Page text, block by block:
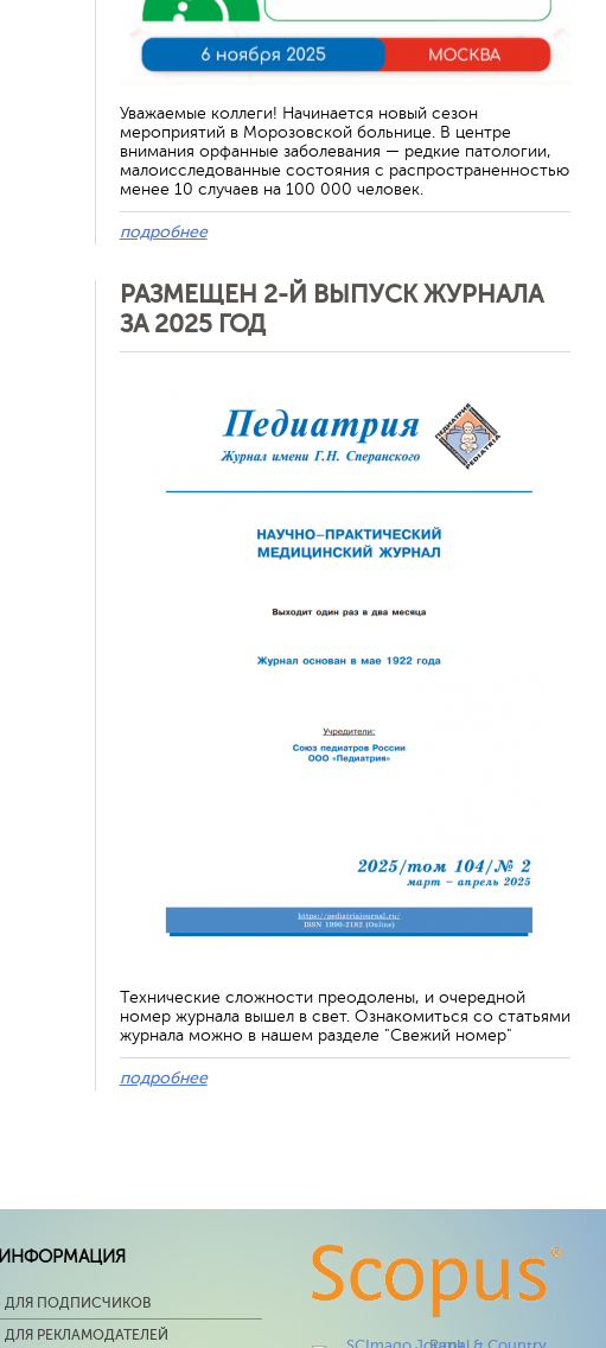
Уважаемые коллеги! Начинается новый сезон
мероприятий в Морозовской больнице. В центре
внимания орфанные заболевания — редкие патологии,
малоисследованные состояния с распространенностью
менее 10 случаев на 100 000 человек.
подробнее
РАЗМЕЩЕН 2-Й ВЫПУСК ЖУРНАЛА
ЗА 2025 ГОД
Технические сложности преодолены, и очередной
номер журнала вышел в свет. Ознакомиться со статьями
журнала можно в нашем разделе "Свежий номер"
подробнее
ИНФОРМАЦИЯ
ДЛЯ ПОДПИСЧИКОВ
ДЛЯ РЕКЛАМОДАТЕЛЕЙ
Отменить